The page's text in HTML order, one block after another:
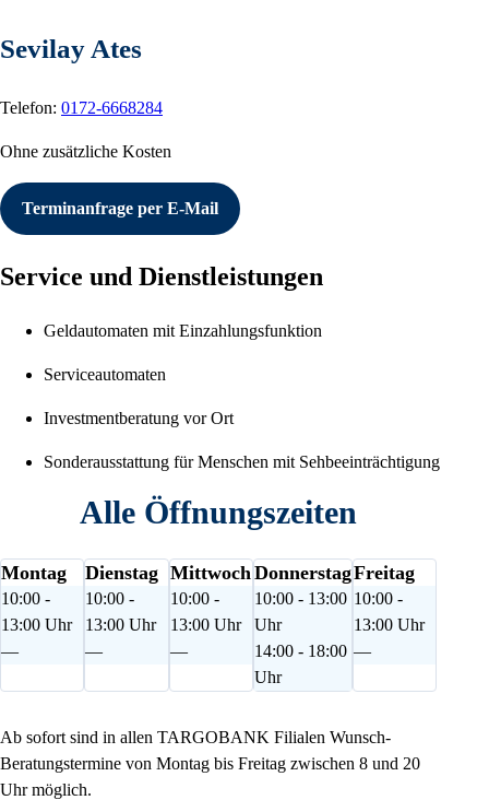
Sevilay Ates
Telefon: 0172-6668284
Ohne zusätzliche Kosten
Terminanfrage per E-Mail
Service und Dienstleistungen
Geldautomaten mit Einzahlungsfunktion
Serviceautomaten
Investmentberatung vor Ort
Sonderausstattung für Menschen mit Sehbeeinträchtigung
Alle Öffnungszeiten
Montag
10:00 -
13:00 Uhr
—
Dienstag
10:00 -
13:00 Uhr
—
Mittwoch
10:00 -
13:00 Uhr
—
Donnerstag
10:00 - 13:00
Uhr
14:00 - 18:00
Uhr
Freitag
10:00 -
13:00 Uhr
—
Ab sofort sind in allen TARGOBANK Filialen Wunsch-
Beratungstermine von Montag bis Freitag zwischen 8 und 20
Uhr möglich.